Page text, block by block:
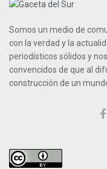
Somos un medio de
con la verdad y la
periodísticos sólidos y
convencidos de que al
construcción de un